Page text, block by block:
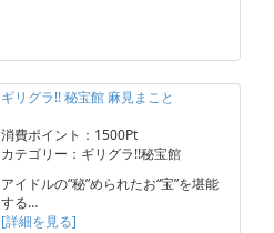
ギリグラ!! 秘宝館 麻見まこと
消費ポイント：1500Pt
カテゴリー：ギリグラ!!秘宝館
アイドルの“秘”められたお“宝”を堪能
する…
[詳細を見る]